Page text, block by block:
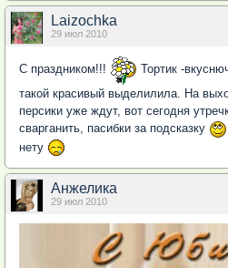
Laizochka
29 июл 2010
С праздником!!! Тортик -
такой красивый выделилила. На
персики уже ждут, вот сегодня
сварганить, пасибки за подсказку
нету
Анжелика
29 июл 2010